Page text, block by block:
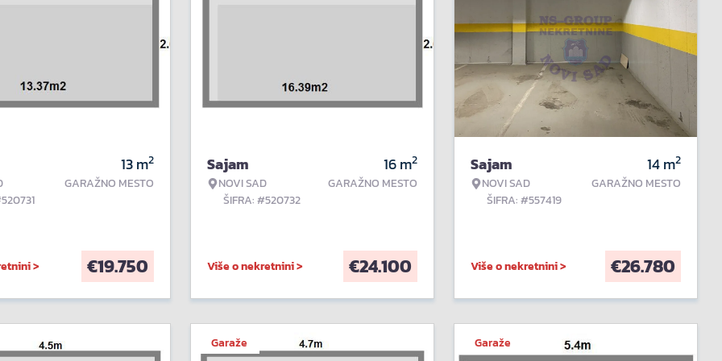
13m2
GARAŽNO MESTO
> €19.750
Sajam
NOVI SAD
ŠIFRA: #520732
16m2
GARAŽNO MESTO
Više o nekretnini > €24.100
Sajam
NOVI SAD
ŠIFRA: #557419
14m2
GARAŽNO MESTO
Više o nekretnini > €26.780
Garaže Garaže